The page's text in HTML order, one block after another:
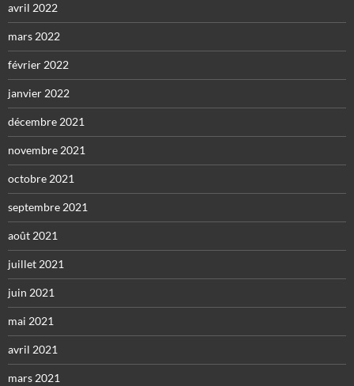
avril 2022
mars 2022
février 2022
janvier 2022
décembre 2021
novembre 2021
octobre 2021
septembre 2021
août 2021
juillet 2021
juin 2021
mai 2021
avril 2021
mars 2021